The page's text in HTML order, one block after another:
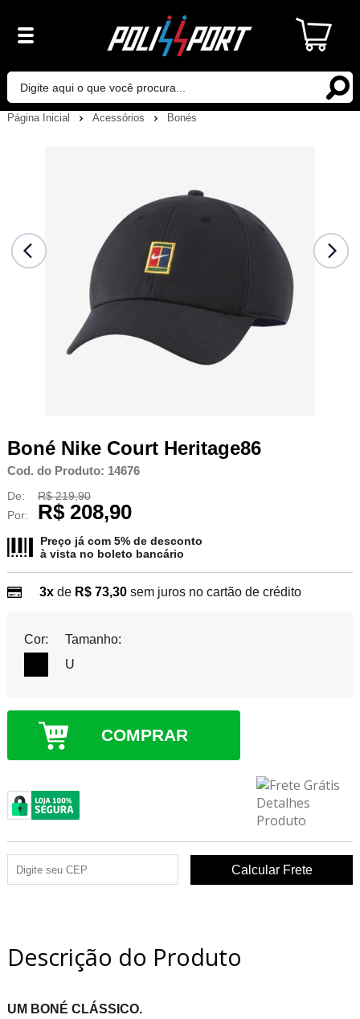
Página Inicial Acessórios Bonés
Boné Nike Court Heritage86
Cod. do Produto: 14676
De:
R$ 219,90
Por:
R$ 208,90
Preço já com 5% de desconto
à vista no boleto bancário
3xde R$ 73,30 sem juros no cartão de crédito
Cor:
Tamanho:
U
COMPRAR
Descrição do Produto
UM BONÉ CLÁSSICO.